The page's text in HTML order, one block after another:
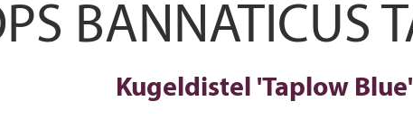
BANNATICUS
Kugeldistel 'Taplow Blue'